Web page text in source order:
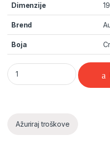
Dimenzije
Brend
Boja
Lopata sklopiva metalna
Ažuriraj troškove